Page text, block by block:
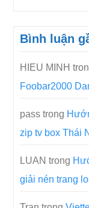
Bình luận
HIEU MINH
Foobar2000
pass trong
zip tv box Thái
LUAN trong
giải nén trang